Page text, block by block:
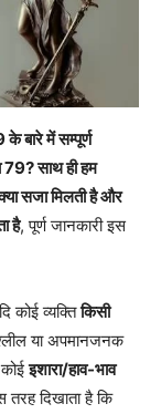
बारे में सम्पूर्ण
79? साथ ही हम
सजा मिलती है और
है, पूर्ण जानकारी इस
कोई व्यक्तिकिसी
या अपमानजनक
कोईइशारा/हाव-भाव
तरह दिखाता है कि